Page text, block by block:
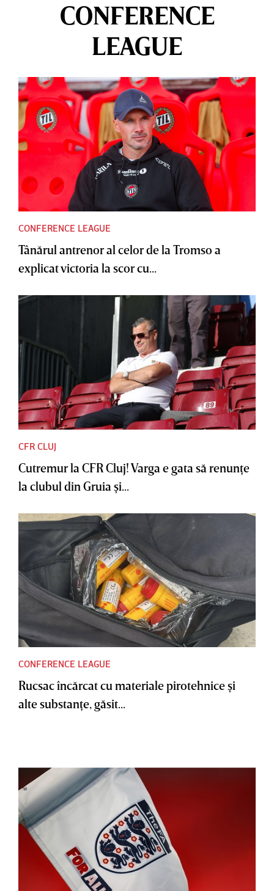
CONFERENCE
LEAGUE
CONFERENCE LEAGUE
Tânărul antrenor al celor de la Tromso a
explicat victoria la scor cu...
CFR CLUJ
Cutremur la CFR Cluj! Varga e gata să renunţe
la clubul din Gruia şi...
CONFERENCE LEAGUE
Rucsac încărcat cu materiale pirotehnice şi
alte substanţe, găsit...